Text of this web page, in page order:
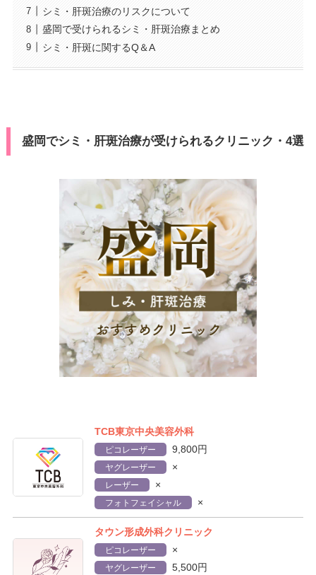
シミ・肝斑治療のリスクについて
盛岡で受けられるシミ・肝斑治療まとめ
シミ・肝斑に関するQ＆A
盛岡でシミ・肝斑治療が受けられるクリニック・4選
TCB東京中央美容外科
ピコレーザー 9,800円
ヤグレーザー ×
レーザー ×
フォトフェイシャル ×
タウン形成外科クリニック
ピコレーザー ×
ヤグレーザー 5,500円